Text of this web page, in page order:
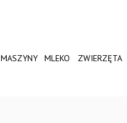
MASZYNY MLEKO ZWIERZĘTA